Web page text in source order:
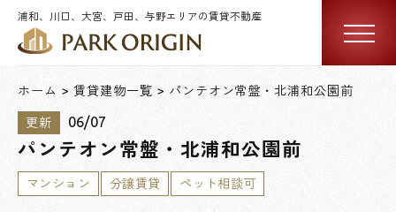
浦和、川口、大宮、戸田、与野エリアの賃貸不動産
ホーム 賃貸建物一覧 パンテオン常盤・北浦和公園前
更新 06/07
パンテオン常盤・北浦和公園前
マンション 分譲賃貸 ペット相談可